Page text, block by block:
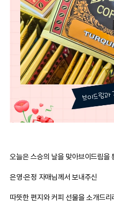
오늘은 스승의 날을 맞아브이드림을
은영·은정 자매님께서 보내주신
따뜻한 편지와 커피 선물을 소개드